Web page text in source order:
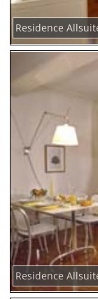
Residence
Residence